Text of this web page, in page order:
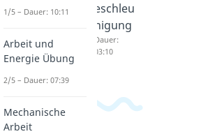
z
ment
eschleu
nigung
Dauer:
03:10
1/5 – Dauer: 10:11
Arbeit und
Energie Übung
2/5 – Dauer: 07:39
Mechanische
Arbeit